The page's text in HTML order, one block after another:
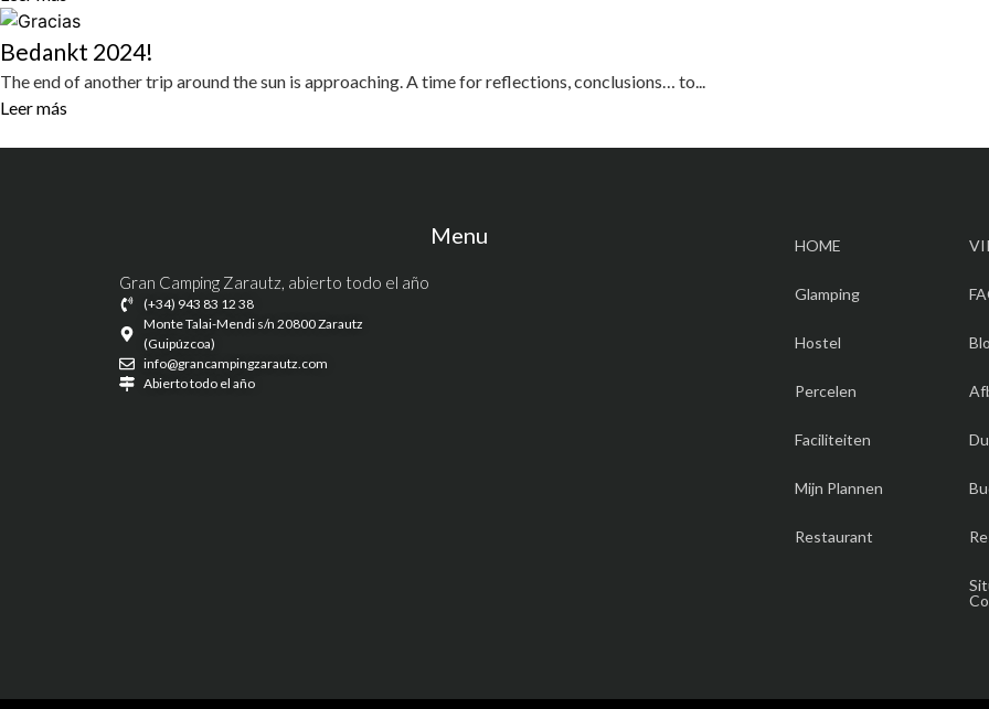
Bedankt 2024!
The end of another trip around the sun is approaching. A time for reflections, conclusions… to...
Leer más
Gran Camping Zarautz, abierto todo el año
(+34) 943 83 12 38
Monte Talai-Mendi s/n 20800 Zarautz
(Guipúzcoa)
info@grancampingzarautz.com
Abierto todo el año
Menu HOME
Glamping
Hostel
Percelen
Faciliteiten
Mijn Plannen
Restaurant